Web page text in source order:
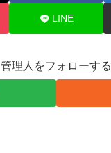
LINE
管理人をフォローする